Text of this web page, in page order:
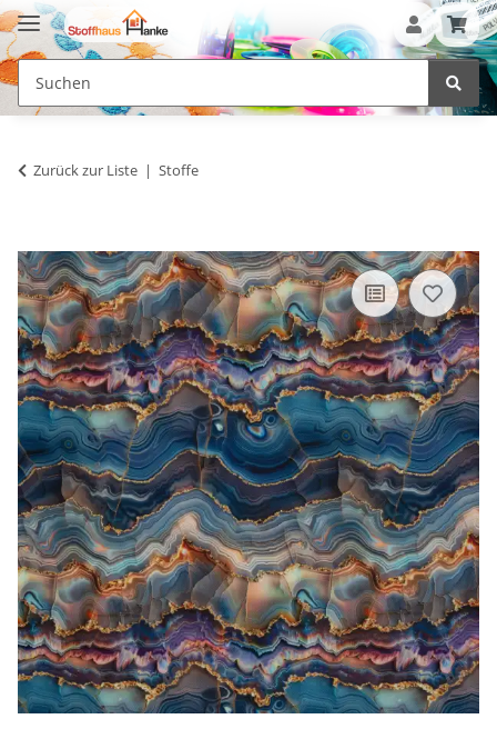
Zurück zur Liste Stoffe